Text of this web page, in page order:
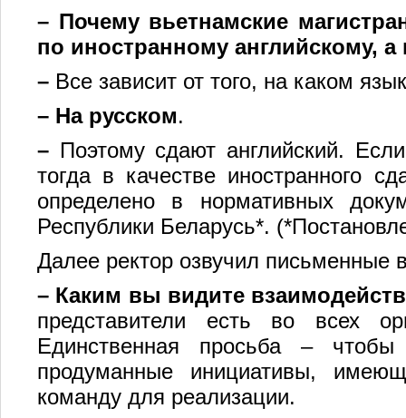
– Почему вьетнамские
по иностранному английскому, а
– Все зависит от того, на каком
– На русском.
– Поэтому сдают английский.
тогда в качестве иностранного
определено в нормативных
Республики Беларусь*.
Далее ректор озвучил письменные
– Каким вы видите
представители есть во всех
Единственная просьба –
продуманные инициативы,
команду для реализации.